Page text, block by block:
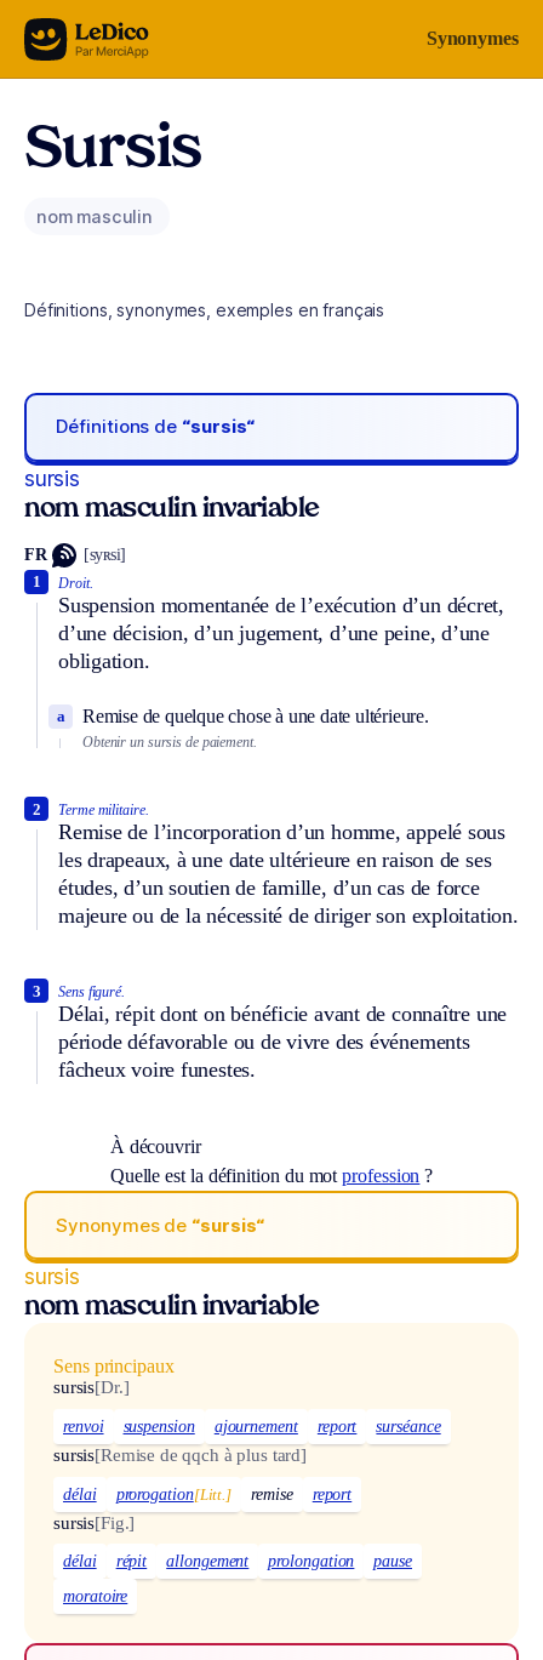
Aller au contenu Synonymes
Sursis
nom masculin
Définitions, synonymes, exemples en français
Définitions de “sursis“
sursis
nom masculin invariable
FR [syʀsi]
Droit.
Suspension momentanée de l’exécution d’un décret,
d’une décision, d’un jugement, d’une peine, d’une
obligation.
1
Remise de quelque chose à une date ultérieure.
a
Obtenir un sursis de paiement.
Terme militaire.
Remise de l’incorporation d’un homme, appelé sous
les drapeaux, à une date ultérieure en raison de ses
études, d’un soutien de famille, d’un cas de force
majeure ou de la nécessité de diriger son exploitation.
2
Sens figuré.
Délai, répit dont on bénéficie avant de connaître une
période défavorable ou de vivre des événements
fâcheux voire funestes.
3
À découvrir
Quelle est la définition du motprofession ?
Synonymes de “sursis“
sursis
nom masculin invariable
Sens principaux
sursis[Dr.]
renvoi suspension ajournement report surséance
sursis[Remise de qqch à plus tard]
délai prorogation[Litt.] remise report
sursis[Fig.]
délai répit allongement prolongation
pause
moratoire